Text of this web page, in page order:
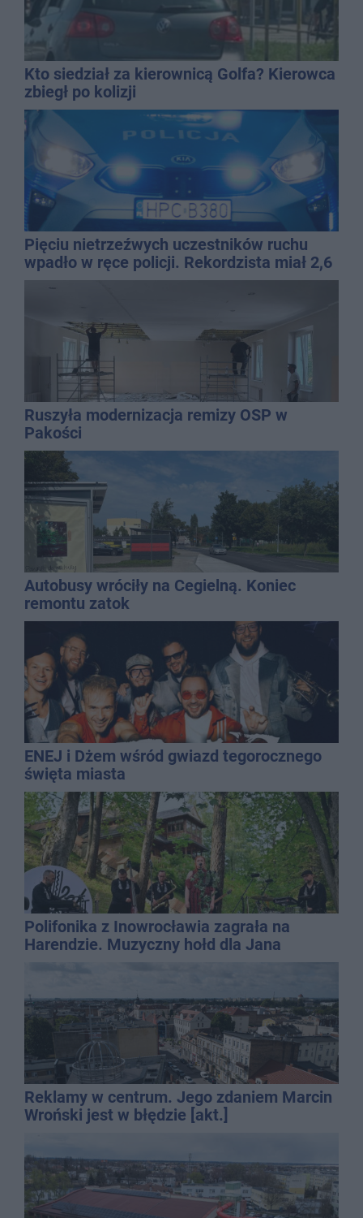
Kto siedział za kierownicą Golfa? Kierowca
zbiegł po kolizji
Pięciu nietrzeźwych uczestników ruchu
wpadło w ręce policji. Rekordzista miał 2,6
promila
Ruszyła modernizacja remizy OSP w
Pakości
Autobusy wróciły na Cegielną. Koniec
remontu zatok
ENEJ i Dżem wśród gwiazd tegorocznego
święta miasta
Polifonika z Inowrocławia zagrała na
Harendzie. Muzyczny hołd dla Jana
Reklamy w centrum. Jego zdaniem Marcin
Wroński jest w błędzie [akt.]